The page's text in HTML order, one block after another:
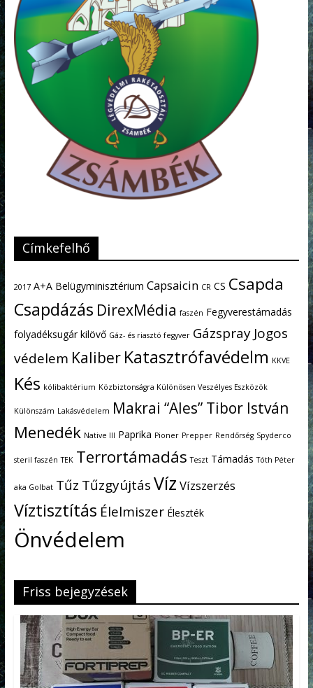
Címkefelhő
2017 A+A Belügyminisztérium Capsaicin CR CS Csapda
Csapdázás DirexMédia faszén Fegyverestámadás
folyadéksugár kilövő Gáz- és riasztó fegyver Gázspray Jogos
védelem Kaliber Katasztrófavédelm KKVE
Kés kólibaktérium Közbiztonságra Különösen Veszélyes Eszközök
Különszám Lakásvédelem Makrai “Ales” Tibor István
Menedék Native III Paprika Pioner Prepper Rendőrség Spyderco
steril faszén TEK Terrortámadás Teszt Támadás Tóth Péter
aka Golbat Tűz TűzgyújtásVíz Vízszerzés
Víztisztítás Élelmiszer Éleszték
Önvédelem
Friss bejegyzések